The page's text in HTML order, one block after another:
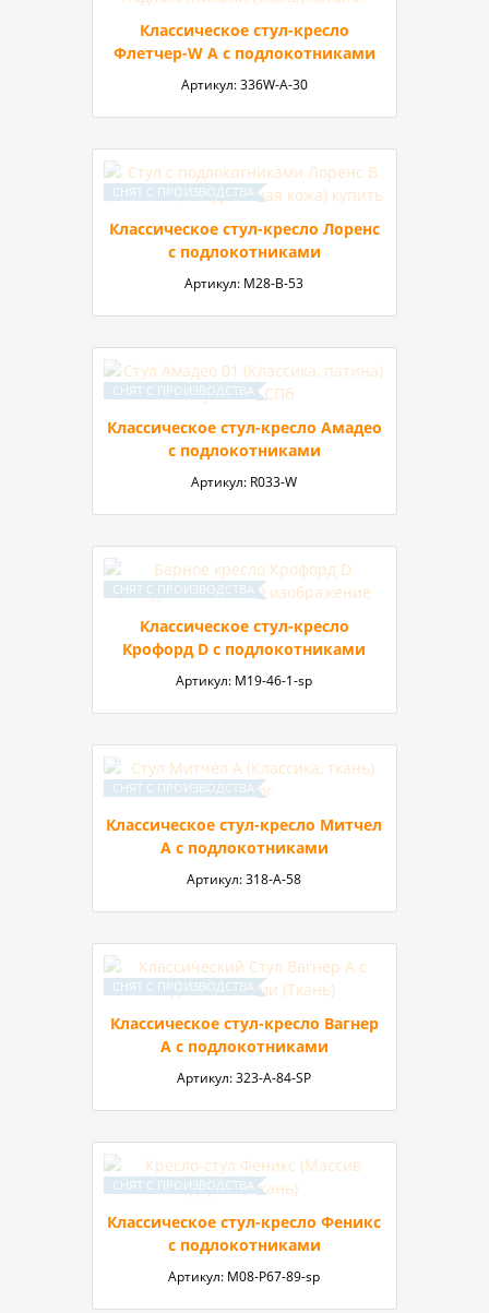
Классическое стул-кресло
Флетчер-W А с подлокотниками
Артикул:336W-А-30
Классическое стул-кресло Лоренс
с подлокотниками
Артикул: М28-В-53
Классическое стул-кресло Амадео
с подлокотниками
Артикул: R033-W
Классическое стул-кресло
Крофорд D с подлокотниками
Артикул: М19-46-1-sp
Классическое стул-кресло Митчел
А с подлокотниками
Артикул:318-А-58
Классическое стул-кресло Вагнер
А с подлокотниками
Артикул:323-А-84-SP
Классическое стул-кресло Феникс
с подлокотниками
Артикул: М08-P67-89-sp